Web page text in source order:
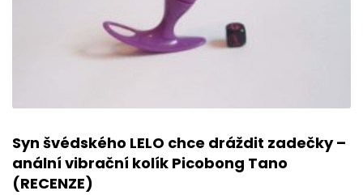
Syn švédského LELO chce dráždit zadečky –
anální vibrační kolík Picobong Tano
(RECENZE)